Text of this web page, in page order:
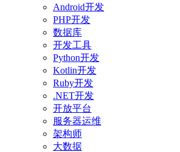
Android开发
PHP开发
数据库
开发工具
Python开发
Kotlin开发
Ruby开发
.NET开发
开放平台
服务器运维
架构师
大数据